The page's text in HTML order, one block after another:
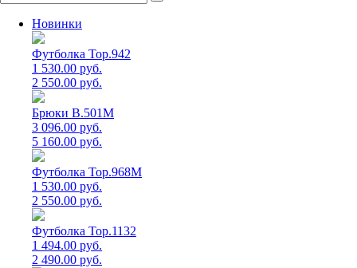
Новинки
Футболка Top.942
1 530.00 руб.
2 550.00 руб.
Брюки B.501M
3 096.00 руб.
5 160.00 руб.
Футболка Top.968M
1 530.00 руб.
2 550.00 руб.
Футболка Top.1132
1 494.00 руб.
2 490.00 руб.